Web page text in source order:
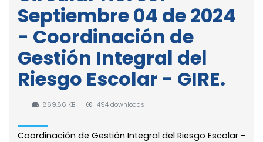
Septiembre 04 de 2024
- Coordinación de
Gestión Integral del
Riesgo Escolar - GIRE.
869.86 KB 494 downloads
Coordinación de Gestión Integral del Riesgo Escolar -